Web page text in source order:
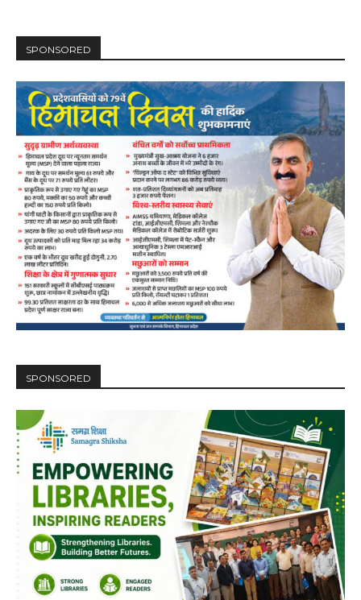
DAILY NEWS BULLETIN
Player
12:27
SPONSORED
SPONSORED